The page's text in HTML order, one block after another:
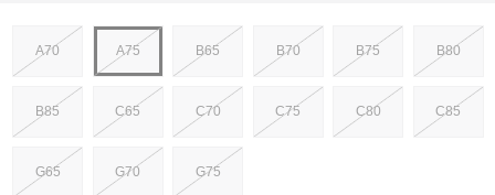
A70 A75 B65 B70 B75 B80
B85 C65 C70 C75 C80 C85
G65 G70 G75